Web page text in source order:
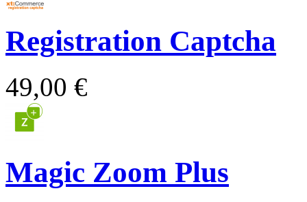
Registration Captcha
49,00 €
Magic Zoom Plus